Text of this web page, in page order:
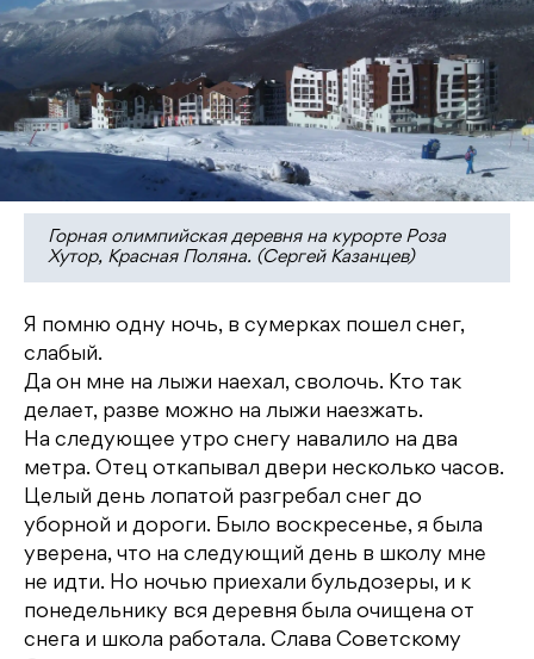
Горная олимпийская деревня на курорте Роза
Хутор, Красная Поляна. (Сергей Казанцев)
Я помню одну ночь, в сумерках пошел снег,
слабый.
Да он мне на лыжи наехал, сволочь. Кто так
делает, разве можно на лыжи наезжать.
На следующее утро снегу навалило на два
метра. Отец откапывал двери несколько часов.
Целый день лопатой разгребал снег до
уборной и дороги. Было воскресенье, я была
уверена, что на следующий день в школу мне
не идти. Но ночью приехали бульдозеры, и к
понедельнику вся деревня была очищена от
снега и школа работала. Слава Советскому